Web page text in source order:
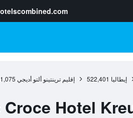
إيطاليا 522,401 إقليم ترينتينو ألتو أديجي
Croce Hotel